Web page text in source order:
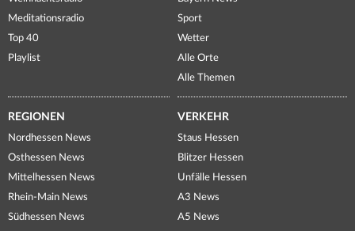
Meditationsradio
Top 40
Playlist
Sport
Wetter
Alle Orte
Alle Themen
REGIONEN
Nordhessen News
Osthessen News
Mittelhessen News
Rhein-Main News
Südhessen News
VERKEHR
Staus Hessen
Blitzer Hessen
Unfälle Hessen
A3 News
A5 News